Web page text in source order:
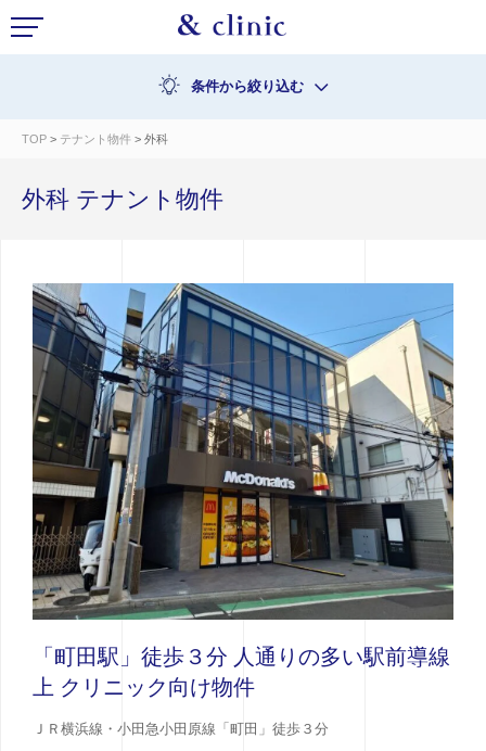
条件から絞り込む
TOP > テナント物件 > 外科
外科 テナント物件
「町田駅」徒歩３分 人通りの多い駅前導線
上 クリニック向け物件
ＪＲ横浜線・小田急小田原線「町田」徒歩３分